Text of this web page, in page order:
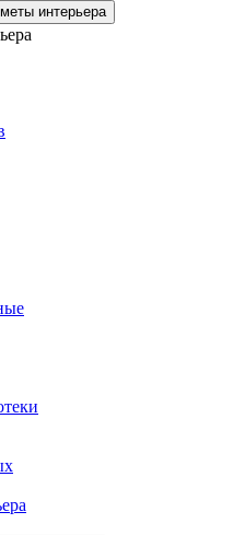
интерьера